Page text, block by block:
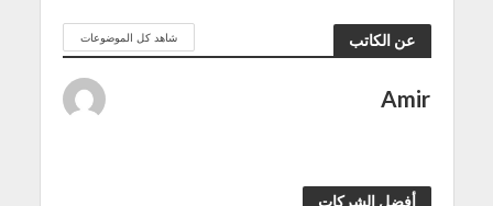
عن الكاتب شاهد كل الموضوعات
Amir
أفضل الشركات